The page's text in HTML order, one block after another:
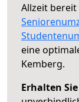
Allzeit
eine
Kemberg.
Erhalten